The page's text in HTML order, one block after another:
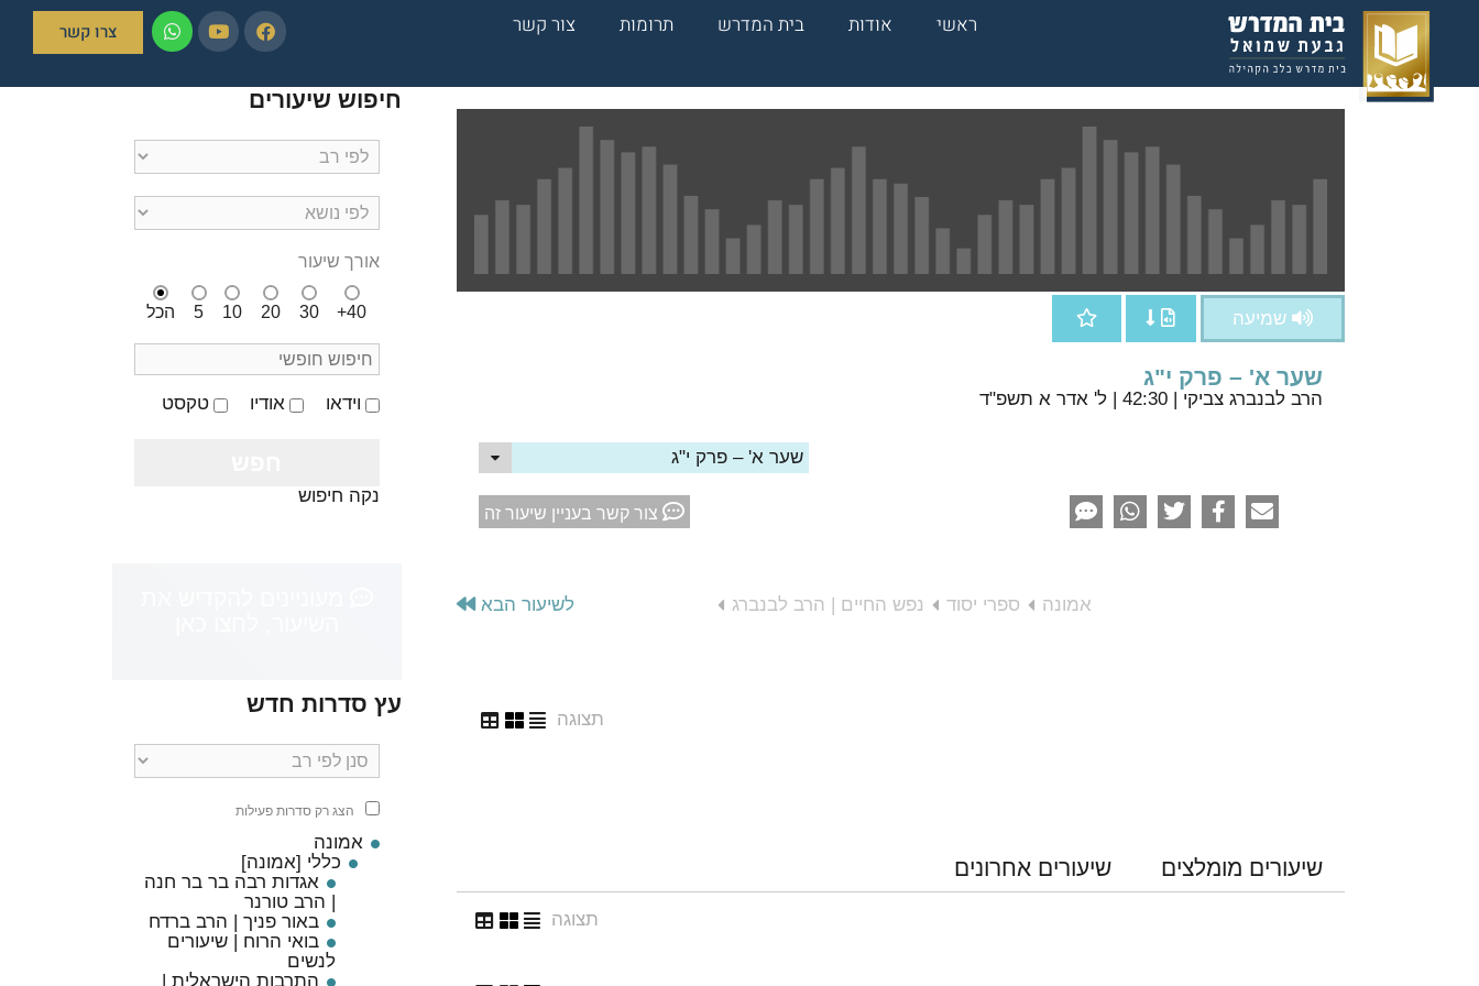
ראשי אודות בית המדרש תרומות צור קשר צרו קשר
שמיעה
שער א' – פרק י"ג
הרב לבנברג צביקי
שער א' – פרק י"ג
צור קשר בעניין שיעור זה
לשיעור הבא אמונה ספרי יסוד נפש החיים | הרב לבנברג
תצוגה
שיעורים מומלצים שיעורים אחרונים
תצוגה
חיפוש שיעורים
אורך שיעור
הכל 5 10 20 30 40+
וידאו אודיו טקסט
נקה חיפוש
עץ סדרות חדש
הצג רק סדרות פעילות
אמונה
כללי [אמונה]
אגדות רבה בר בר חנה
| הרב טורנר
באור פניך | הרב ברדח
בואי הרוח | שיעורים
לנשים
התרבות הישראלית |